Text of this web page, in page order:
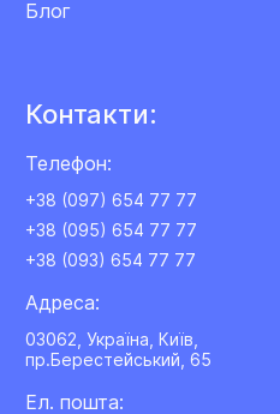
Блог
Контакти:
Телефон:
+38 (097) 654 77 77
+38 (095) 654 77 77
+38 (093) 654 77 77
Адреса:
03062, Україна, Київ,
пр.Берестейський, 65
Ел. пошта: